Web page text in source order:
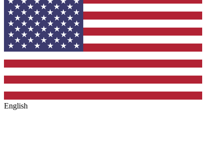
English